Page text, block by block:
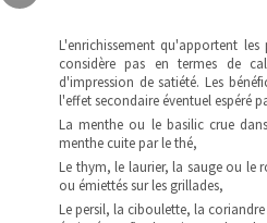
L'enrichissement qu'apportent
considère pas en termes de
d'impression de satiété. Les
l'effet secondaire éventuel espéré
La menthe ou le basilic crue
menthe cuite par le thé,
Le thym, le laurier, la sauge ou le
ou émiettés sur les grillades,
Le persil, la ciboulette, la